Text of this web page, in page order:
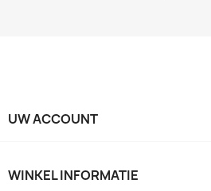
UW ACCOUNT
WINKEL INFORMATIE